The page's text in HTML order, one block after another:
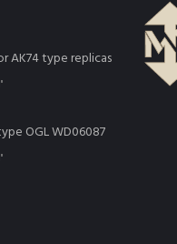
AK74 type replicas
OGL WD06087